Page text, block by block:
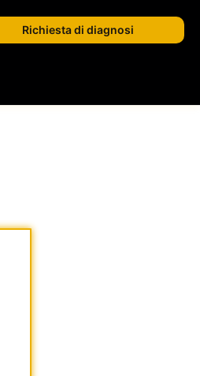
Richiesta di diagnosi